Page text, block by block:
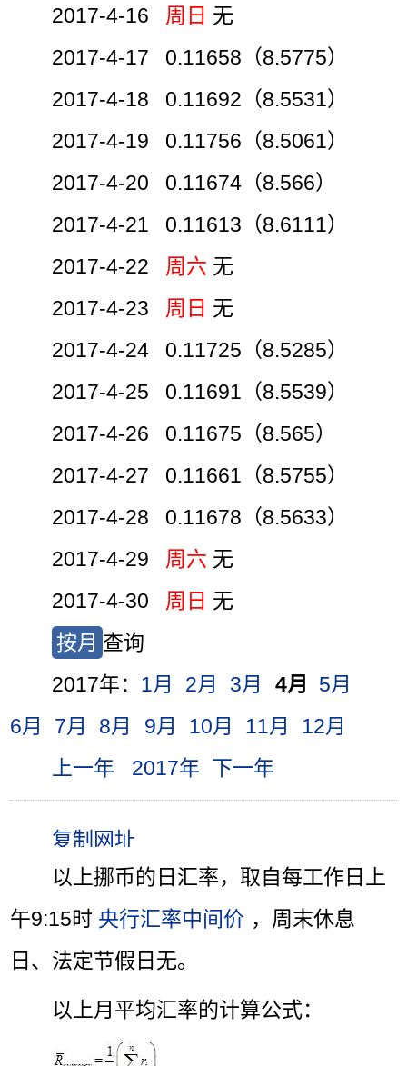
2017-4-16 周日 无
2017-4-17 0.11658（8.5775）
2017-4-18 0.11692（8.5531）
2017-4-19 0.11756（8.5061）
2017-4-20 0.11674（8.566）
2017-4-21 0.11613（8.6111）
2017-4-22 周六 无
2017-4-23 周日 无
2017-4-24 0.11725（8.5285）
2017-4-25 0.11691（8.5539）
2017-4-26 0.11675（8.565）
2017-4-27 0.11661（8.5755）
2017-4-28 0.11678（8.5633）
2017-4-29 周六 无
2017-4-30 周日 无
按月 查询
2017年： 1月 2月 3月 4月
5月
6月
7月 8月 9月 10月 11月
12月
上一年
2017年 下一年
以上挪币的日汇率，取自每工作日上
午9:15时 央行汇率中间价 ，周末休息
日、法定节假日无。
以上月平均汇率的计算公式：